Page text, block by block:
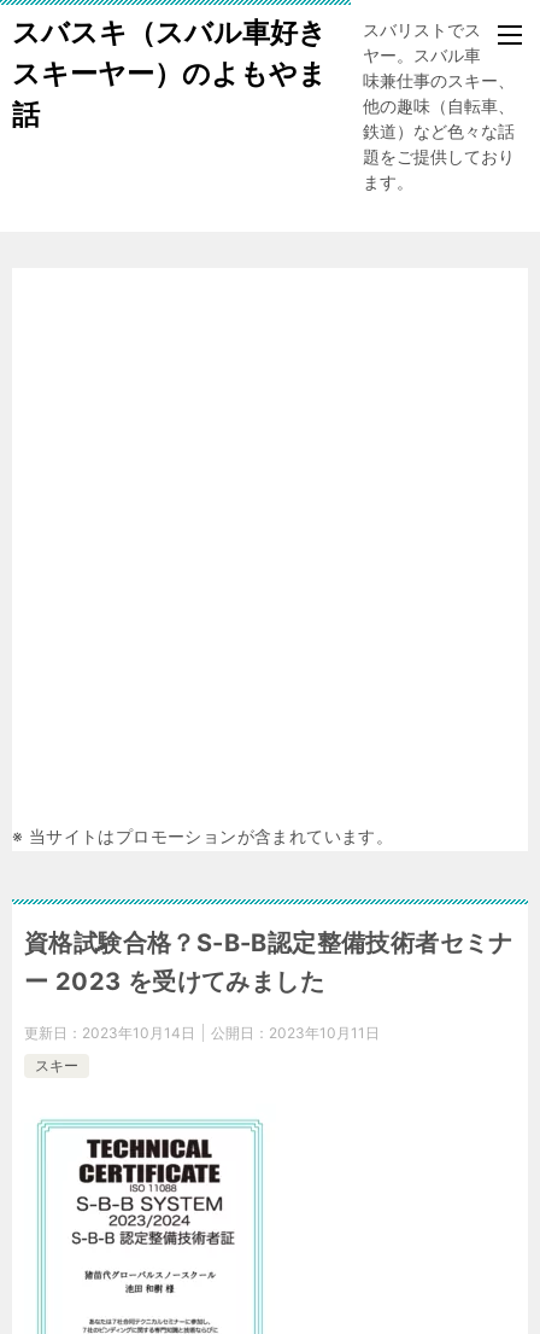
スバスキ（スバル車好き
スキーヤー）のよもやま
話
スバリストでスキー
ヤー。スバル車、趣
味兼仕事のスキー、
他の趣味（自転車、
鉄道）など色々な話
題をご提供しており
ます。
※ 当サイトはプロモーションが含まれています。
資格試験合格？S-B-B認定整備技術者セミナ
ー 2023 を受けてみました
更新日： 2023年10月14日 公開日： 2023年10月11日
スキー